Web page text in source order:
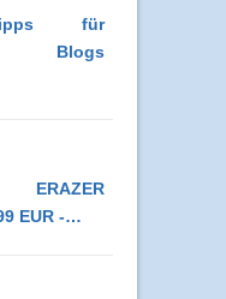
Tipps für
Blogs
ERAZER
EUR -…